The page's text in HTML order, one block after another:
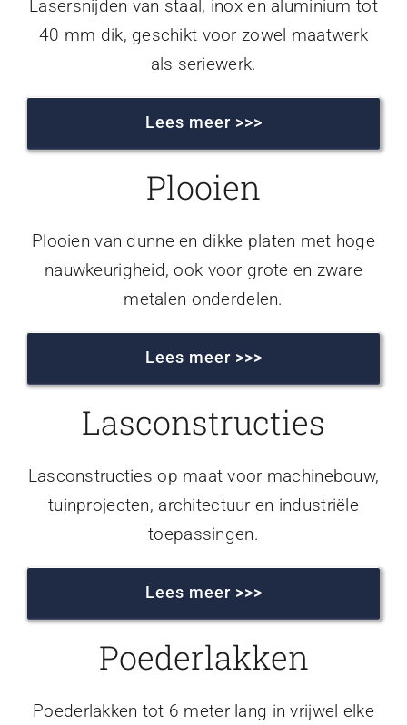
Lasersnijden van staal, inox en aluminium tot
40 mm dik, geschikt voor zowel maatwerk
als seriewerk.
Lees meer >>>
Plooien
Plooien van dunne en dikke platen met hoge
nauwkeurigheid, ook voor grote en zware
metalen onderdelen.
Lees meer >>>
Lasconstructies
Lasconstructies op maat voor machinebouw,
tuinprojecten, architectuur en industriële
toepassingen.
Lees meer >>>
Poederlakken
Poederlakken tot 6 meter lang in vrijwel elke